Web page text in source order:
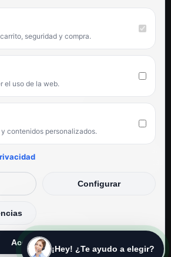
5 EN GOOGLE
ocasiones y siempre dan respuesta.
de 10.»
¡Hey! ¿Te ayudo a elegir?
seguridad y compra.
el uso de la web.
contenidos personalizados.
Configurar
Aceptar todas